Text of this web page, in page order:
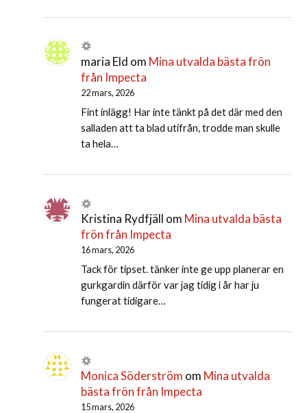
maria Eld om Mina utvalda bästa frön
från Impecta
22 mars, 2026
Fint inlägg! Har inte tänkt på det där med den
salladen att ta blad utifrån, trodde man skulle
ta hela…
Kristina Rydfjäll om Mina utvalda bästa
frön från Impecta
16 mars, 2026
Tack för tipset. tänker inte ge upp planerar en
gurkgardin därför var jag tidig i år har ju
fungerat tidigare…
Monica Söderström om Mina utvalda
bästa frön från Impecta
15 mars, 2026